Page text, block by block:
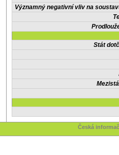
Významný negativní vliv na
Stát
Česká